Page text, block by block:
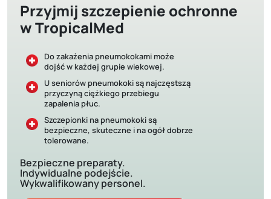
Przyjmij szczepienie ochronne
w TropicalMed
Do zakażenia pneumokokami może
dojść w każdej grupie wiekowej.
U seniorów pneumokoki są najczęstszą
przyczyną ciężkiego przebiegu
zapalenia płuc.
Szczepionki na pneumokoki są
bezpieczne, skuteczne i na ogół dobrze
tolerowane.
Bezpieczne preparaty.
Indywidualne podejście.
Wykwalifikowany personel.